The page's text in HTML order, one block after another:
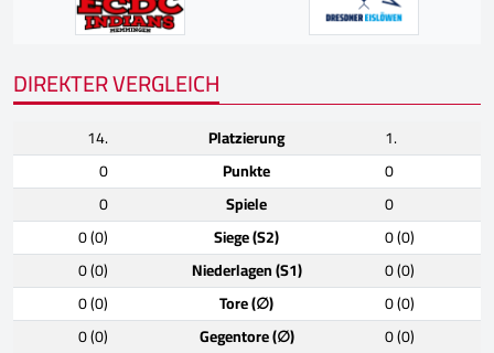
DIREKTER VERGLEICH
14. Platzierung
1.
0
Punkte
0
0
Spiele
0
0 (0)
Siege (S2)
0 (0)
0 (0)
Niederlagen (S1)
0 (0)
0 (0)
Tore (∅)
0 (0)
0 (0)
Gegentore (∅)
0 (0)